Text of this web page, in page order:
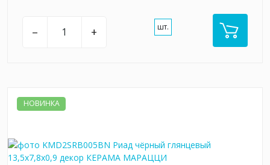
– + шт.
НОВИНКА